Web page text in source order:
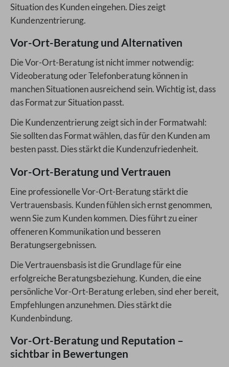
Situation des Kunden eingehen. Dies zeigt
Kundenzentrierung.
Vor-Ort-Beratung und Alternativen
Die Vor-Ort-Beratung ist nicht immer notwendig:
Videoberatung oder Telefonberatung können in
manchen Situationen ausreichend sein. Wichtig ist, dass
das Format zur Situation passt.
Die Kundenzentrierung zeigt sich in der Formatwahl:
Sie sollten das Format wählen, das für den Kunden am
besten passt. Dies stärkt die Kundenzufriedenheit.
Vor-Ort-Beratung und Vertrauen
Eine professionelle Vor-Ort-Beratung stärkt die
Vertrauensbasis. Kunden fühlen sich ernst genommen,
wenn Sie zum Kunden kommen. Dies führt zu einer
offeneren Kommunikation und besseren
Beratungsergebnissen.
Die Vertrauensbasis ist die Grundlage für eine
erfolgreiche Beratungsbeziehung. Kunden, die eine
persönliche Vor-Ort-Beratung erleben, sind eher bereit,
Empfehlungen anzunehmen. Dies stärkt die
Kundenbindung.
Vor-Ort-Beratung und Reputation –
sichtbar in Bewertungen